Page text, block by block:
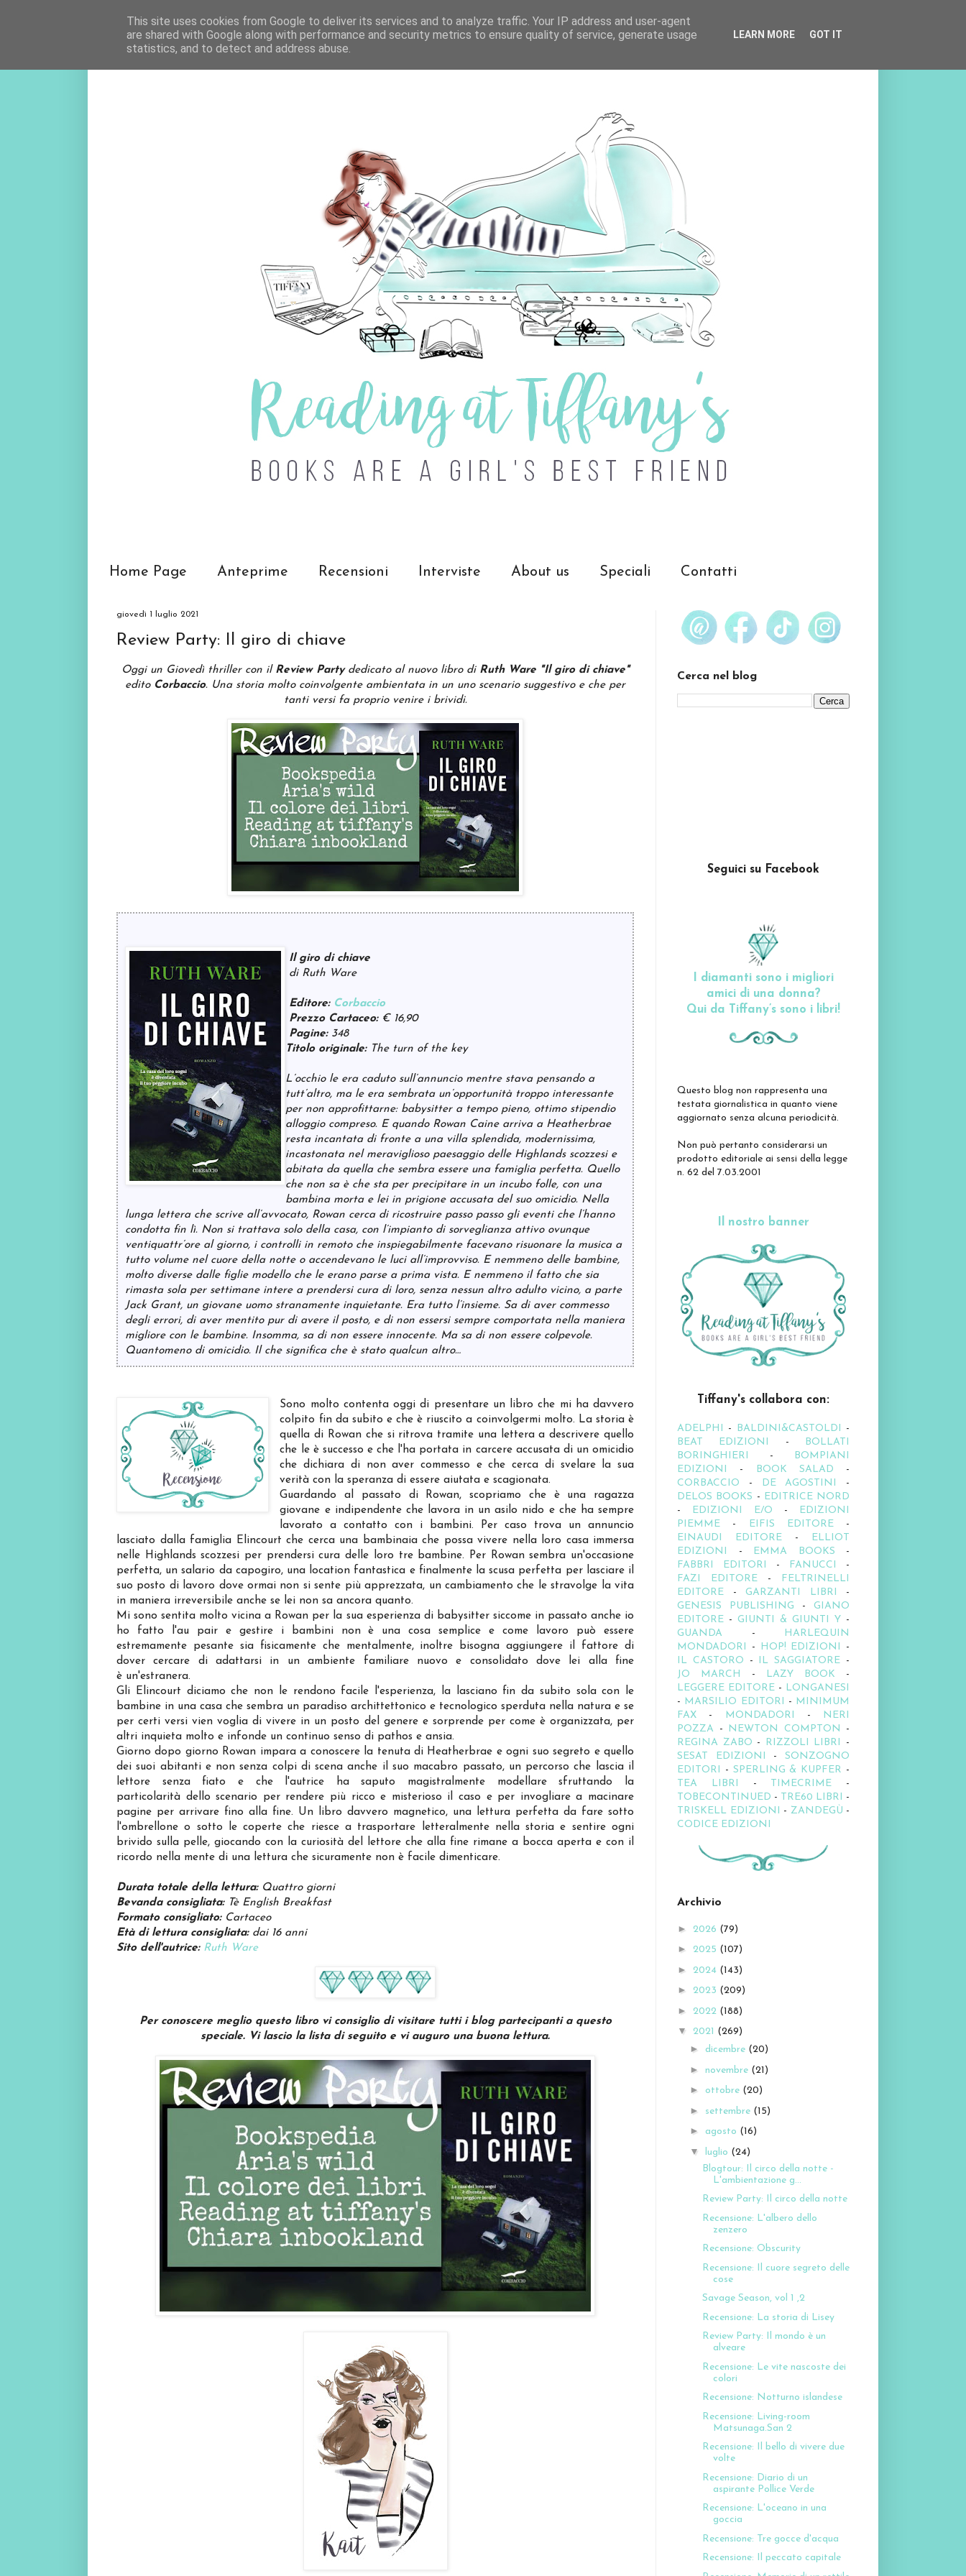
Home Page Anteprime Recensioni Interviste About us Speciali Contatti
giovedì 1 luglio 2021
Review Party: Il giro di chiave
Oggi un Giovedì thriller con il Review Partydedicato al nuovo libro di Ruth Ware "Il giro di chiave"
edito Corbaccio. Una storia molto coinvolgente ambientata in un uno scenario suggestivo e che per
tanti versi fa proprio venire i brividi.
Il giro di chiave
di Ruth Ware
Editore: Corbaccio
Prezzo Cartaceo:€ 16,90
Pagine: 348
Titolo originale: The turn of the key
L’occhio le era caduto sull’annuncio mentre stava pensando a
tutt’altro, ma le era sembrata un’opportunità troppo interessante
per non approfittarne: babysitter a tempo pieno, ottimo stipendio
alloggio compreso. E quando Rowan Caine arriva a Heatherbrae
resta incantata di fronte a una villa splendida, modernissima,
incastonata nel meraviglioso paesaggio delle Highlands scozzesi e
abitata da quella che sembra essere una famiglia perfetta. Quello
che non sa è che sta per precipitare in un incubo folle, con una
bambina morta e lei in prigione accusata del suo omicidio. Nella
lunga lettera che scrive all’avvocato, Rowan cerca di ricostruire passo passo gli eventi che l’hanno
condotta fin lì. Non si trattava solo della casa, con l’impianto di sorveglianza attivo ovunque
ventiquattr’ore al giorno, i controlli in remoto che inspiegabilmente facevano risuonare la musica a
tutto volume nel cuore della notte o accendevano le luci all’improvviso. E nemmeno delle bambine,
molto diverse dalle figlie modello che le erano parse a prima vista. E nemmeno il fatto che sia
rimasta sola per settimane intere a prendersi cura di loro, senza nessun altro adulto vicino, a parte
Jack Grant, un giovane uomo stranamente inquietante. Era tutto l’insieme. Sa di aver commesso
degli errori, di aver mentito pur di avere il posto, e di non essersi sempre comportata nella maniera
migliore con le bambine. Insomma, sa di non essere innocente. Ma sa di non essere colpevole.
Quantomeno di omicidio. Il che significa che è stato qualcun altro…
Sono molto contenta oggi di presentare un libro che mi ha davvero
colpito fin da subito e che è riuscito a coinvolgermi molto. La storia è
quella di Rowan che si ritrova tramite una lettera a descrivere quello
che le è successo e che l'ha portata in carcere accusata di un omicidio
che dichiara di non aver commesso e che cerca di svelare la sua
verità con la speranza di essere aiutata e scagionata.
Guardando al passato di Rowan, scopriamo che è una ragazza
giovane e indipendente che lavora in un asilo nido e che ha sempre
lavorato a contatto con i bambini. Per caso trova un annuncio
lasciato dalla famiglia Elincourt che cerca una bambinaia che possa vivere nella loro casa immersa
nelle Highlands scozzesi per prendersi cura delle loro tre bambine. Per Rowan sembra un'occasione
perfetta, un salario da capogiro, una location fantastica e finalmente la scusa perfetta per lasciare il
suo posto di lavoro dove ormai non si sente più apprezzata, un cambiamento che le stravolge la vita
in maniera irreversibile anche se lei non sa ancora quanto.
Mi sono sentita molto vicina a Rowan per la sua esperienza di babysitter siccome in passato anche io
ho fatto l'au pair e gestire i bambini non è una cosa semplice e come lavoro può essere
estremamente pesante sia fisicamente che mentalmente, inoltre bisogna aggiungere il fattore di
dover cercare di adattarsi in un ambiente familiare nuovo e consolidato dove lei alla fine
è un'estranera.
Gli Elincourt diciamo che non le rendono facile l'esperienza, la lasciano fin da subito sola con le
bambine in una casa che sembra un paradiso archittettonico e tecnologico sperduta nella natura e se
per certi versi vien voglia di vivere in un posto del genere e sorprende per come è organizzata, per
altri inquieta molto e infonde un continuo senso di pathos e ansia.
Giorno dopo giorno Rowan impara a conoscere la tenuta di Heatherbrae e ogni suo segreto e quello
dei suoi abitanti e non senza colpi di scena anche il suo macabro passato, un percorso che lascia il
lettore senza fiato e che l'autrice ha saputo magistralmente modellare sfruttando la
particolarità dello scenario per rendere più ricco e misterioso il caso e per invogliare a macinare
pagine per arrivare fino alla fine. Un libro davvero magnetico, una lettura perfetta da fare sotto
l'ombrellone o sotto le coperte che riesce a trasportare letteralmente nella storia e sentire ogni
brivido sulla pelle, giocando con la curiosità del lettore che alla fine rimane a bocca aperta e con il
ricordo nella mente di una lettura che sicuramente non è facile dimenticare.
Durata totale della lettura: Quattro giorni
Bevanda consigliata: Tè English Breakfast
Formato consigliato: Cartaceo
Età di lettura consigliata:dai 16 anni
Sito dell'autrice: Ruth Ware
Per conoscere meglio questo libro vi consiglio di visitare tutti i blog partecipanti a questo
speciale. Vi lascio la lista di seguito e vi auguro una buona lettura.
Cerca nel blog
Seguici su Facebook
I diamanti sono i migliori
amici di una donna?
Qui da Tiffany’s sono i libri!
Questo blog non rappresenta una
testata giornalistica in quanto viene
aggiornato senza alcuna periodicità.
Non può pertanto considerarsi un
prodotto editoriale ai sensi della legge
n. 62 del 7.03.2001
Il nostro banner
Tiffany's collabora con:
ADELPHI - BALDINI&CASTOLDI -
BEAT EDIZIONI
- BOLLATI
BORINGHIERI - BOMPIANI
EDIZIONI
- BOOK SALAD -
CORBACCIO - DE AGOSTINI
-
DELOS BOOKS - EDITRICE NORD
- EDIZIONI E/O - EDIZIONI
PIEMME - EIFIS EDITORE-
EINAUDI EDITORE - ELLIOT
EDIZIONI
- EMMA BOOKS -
FABBRI EDITORI
- FANUCCI
-
FAZI EDITORE - FELTRINELLI
EDITORE - GARZANTI LIBRI -
GENESIS PUBLISHING - GIANO
EDITORE - GIUNTI & GIUNTI Y -
GUANDA - HARLEQUIN
MONDADORI
- HOP! EDIZIONI
-
IL CASTORO - IL SAGGIATORE -
JO MARCH - LAZY BOOK -
LEGGERE EDITORE - LONGANESI
- MARSILIO EDITORI - MINIMUM
FAX - MONDADORI - NERI
POZZA - NEWTON COMPTON -
REGINA ZABO - RIZZOLI LIBRI
-
SESAT EDIZIONI
-SONZOGNO
EDITORI - SPERLING & KUPFER -
TEA LIBRI
- TIMECRIME -
TOBECONTINUED - TRE60 LIBRI -
TRISKELL EDIZIONI - ZANDEGÙ -
CODICE EDIZIONI
Archivio
► 2026 (79)
► 2025 (107)
► 2024 (143)
► 2023 (209)
► 2022 (188)
▼ 2021 (269)
► dicembre (20)
► novembre (21)
► ottobre (20)
► settembre (15)
► agosto (16)
▼ luglio (24)
Blogtour: Il circo della notte -
L'ambientazione g...
Review Party: Il circo della notte
Recensione: L'albero dello
zenzero
Recensione: Obscurity
Recensione: Il cuore segreto delle
cose
Savage Season, vol 1 ,2
Recensione: La storia di Lisey
Review Party: Il mondo è un
alveare
Recensione: Le vite nascoste dei
colori
Recensione: Notturno islandese
Recensione: Living-room
Matsunaga.San 2
Recensione: Il bello di vivere due
volte
Recensione: Diario di un
aspirante Pollice Verde
Recensione: L'oceano in una
goccia
Recensione: Tre gocce d'acqua
Recensione: Il peccato capitale
This site uses cookies from Google to deliver its services and to analyze traffic. Your IP address and user-agent
are shared with Google along with performance and security metrics to ensure quality of service, generate usage
statistics, and to detect and address abuse.
LEARN MORE GOT IT